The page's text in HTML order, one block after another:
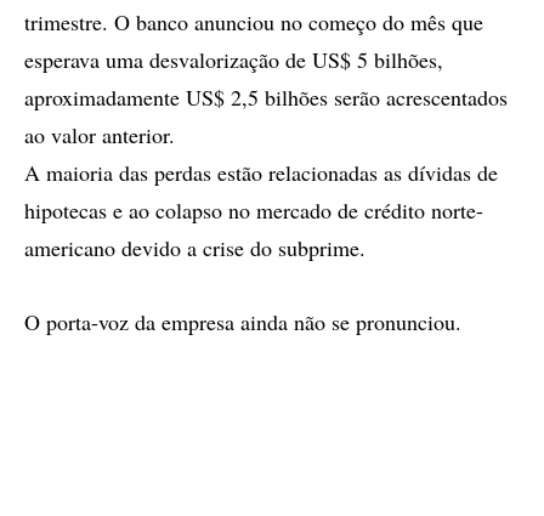
trimestre. O banco anunciou no começo do mês que
esperava uma desvalorização de US$ 5 bilhões,
aproximadamente US$ 2,5 bilhões serão acrescentados
ao valor anterior.
A maioria das perdas estão relacionadas as dívidas de
hipotecas e ao colapso no mercado de crédito norte-
americano devido a crise do subprime.
O porta-voz da empresa ainda não se pronunciou.